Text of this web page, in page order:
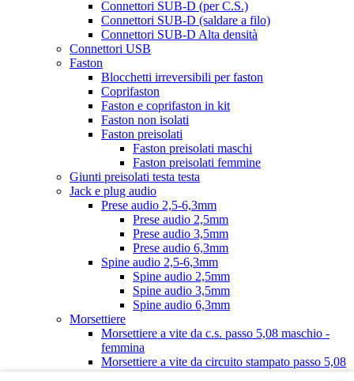
Connettori SUB-D (per C.S.)
Connettori SUB-D (saldare a filo)
Connettori SUB-D Alta densità
Connettori USB
Faston
Blocchetti irreversibili per faston
Coprifaston
Faston e coprifaston in kit
Faston non isolati
Faston preisolati
Faston preisolati maschi
Faston preisolati femmine
Giunti preisolati testa testa
Jack e plug audio
Prese audio 2,5-6,3mm
Prese audio 2,5mm
Prese audio 3,5mm
Prese audio 6,3mm
Spine audio 2,5-6,3mm
Spine audio 2,5mm
Spine audio 3,5mm
Spine audio 6,3mm
Morsettiere
Morsettiere a vite da c.s. passo 5,08 maschio -
femmina
Morsettiere a vite da circuito stampato passo 5,08
mm